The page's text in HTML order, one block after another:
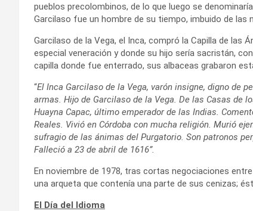
pueblos precolombinos, de lo que luego se
Garcilaso fue un hombre de su tiempo, imbuido de
Garcilaso de la Vega, el Inca, compró la Capilla de las
especial veneración y donde su hijo sería sacristán,
capilla donde fue enterrado, sus albaceas grabaron
“El Inca Garcilaso de la Vega, varón insigne, digno de
armas. Hijo de Garcilaso de la Vega. De las Casas de
Huayna Capac, último emperador de las Indias.
Reales. Vivió en Córdoba con mucha religión. Murió
sufragio de las ánimas del Purgatorio. Son patronos
Falleció a 23 de abril de 1616”.
En noviembre de 1978, tras cortas negociaciones
una arqueta que contenía una parte de sus cenizas;
El Día del Idioma